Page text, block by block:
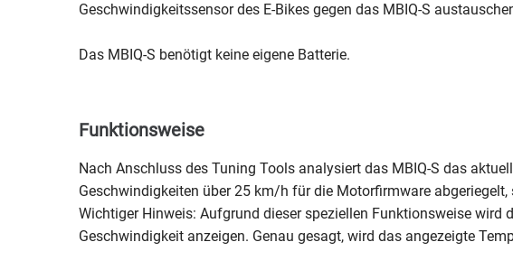
Geschwindigkeitssensor des E-Bikes gegen das MBIQ-S
Das MBIQ-S benötigt keine eigene Batterie.
Funktionsweise
Nach Anschluss des Tuning Tools analysiert das MBIQ-S das
Geschwindigkeiten über 25 km/h für die Motorfirmware
Wichtiger Hinweis: Aufgrund dieser speziellen Funktionsweise wird
Geschwindigkeit anzeigen. Genau gesagt, wird das angezeigte